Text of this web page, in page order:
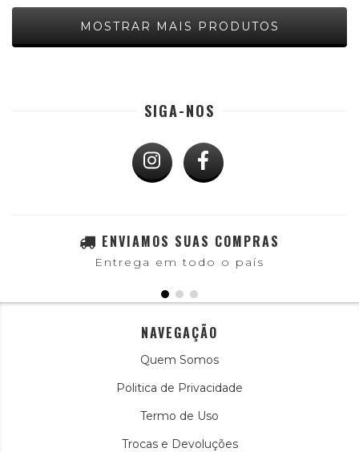
MOSTRAR MAIS PRODUTOS
SIGA-NOS
ENVIAMOS SUAS COMPRAS
Entrega em todo o país
NAVEGAÇÃO
Quem Somos
Politica de Privacidade
Termo de Uso
Trocas e Devoluções